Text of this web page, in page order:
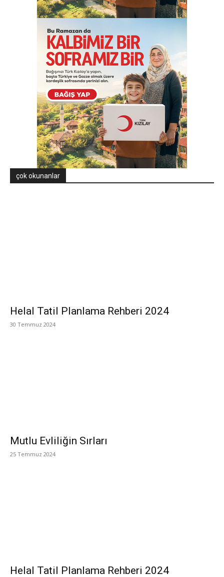
çok okunanlar
Helal Tatil Planlama Rehberi 2024
30 Temmuz 2024
Mutlu Evliliğin Sırları
25 Temmuz 2024
Helal Tatil Planlama Rehberi 2024